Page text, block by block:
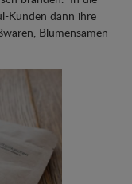
Kunden dann ihre
Blumensamen